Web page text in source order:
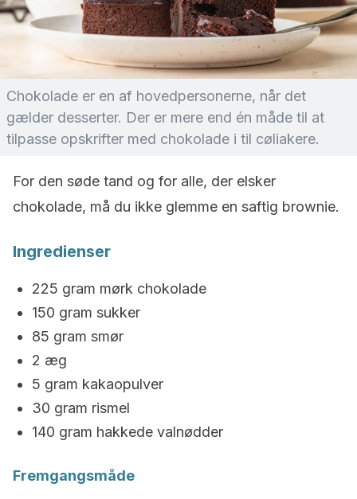
Chokolade er en af hovedpersonerne, når det
gælder desserter. Der er mere end én måde til at
tilpasse opskrifter med chokolade i til cøliakere.
For den søde tand og for alle, der elsker
chokolade, må du ikke glemme en saftig brownie.
Ingredienser
225 gram mørk chokolade
150 gram sukker
85 gram smør
2 æg
5 gram kakaopulver
30 gram rismel
140 gram hakkede valnødder
Fremgangsmåde